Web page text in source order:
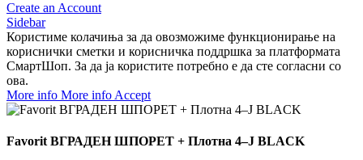
Create an Account
Sidebar
Користиме колачиња за да овозможиме функционирање на
кориснички сметки и корисничка поддршка за платформата
СмартШоп. За да ја користите потребно е да сте согласни со
ова.
More info More info Accept
Favorit ВГРАДЕН ШПОРЕТ + Плотна 4–J BLACK